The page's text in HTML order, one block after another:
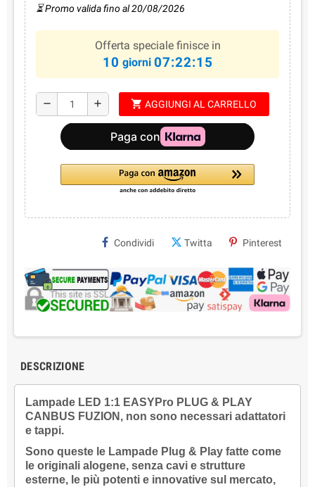
⏳ Promo valida fino al 20/08/2026
Offerta speciale finisce in
10 giorni 07:22:14
remove add shopping_cart AGGIUNGI AL CARRELLO
Condividi Twitta Pinterest
DESCRIZIONE
Lampade LED 1:1 EASYPro PLUG & PLAY
CANBUS FUZION, non sono necessari adattatori
e tappi.
Sono queste le Lampade Plug & Play fatte come
le originali alogene, senza cavi e strutture
esterne, le più potenti e innovative sul mercato,